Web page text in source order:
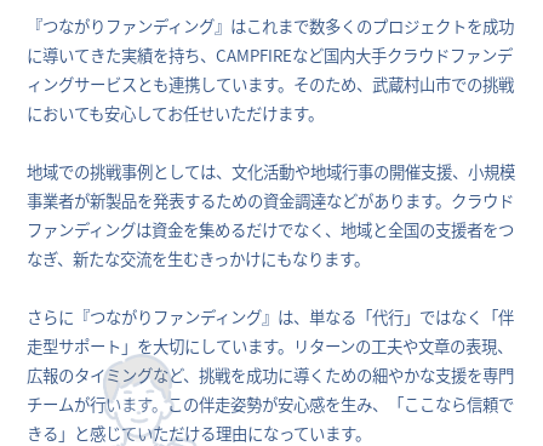
『つながりファンディング』はこれまで数多くのプロジェクトを成功
に導いてきた実績を持ち、CAMPFIREなど国内大手クラウドファンデ
ィングサービスとも連携しています。そのため、武蔵村山市での挑戦
においても安心してお任せいただけます。
地域での挑戦事例としては、文化活動や地域行事の開催支援、小規模
事業者が新製品を発表するための資金調達などがあります。クラウド
ファンディングは資金を集めるだけでなく、地域と全国の支援者をつ
なぎ、新たな交流を生むきっかけにもなります。
さらに『つながりファンディング』は、単なる「代行」ではなく「伴
走型サポート」を大切にしています。リターンの工夫や文章の表現、
広報のタイミングなど、挑戦を成功に導くための細やかな支援を専門
チームが行います。この伴走姿勢が安心感を生み、「ここなら信頼で
きる」と感じていただける理由になっています。